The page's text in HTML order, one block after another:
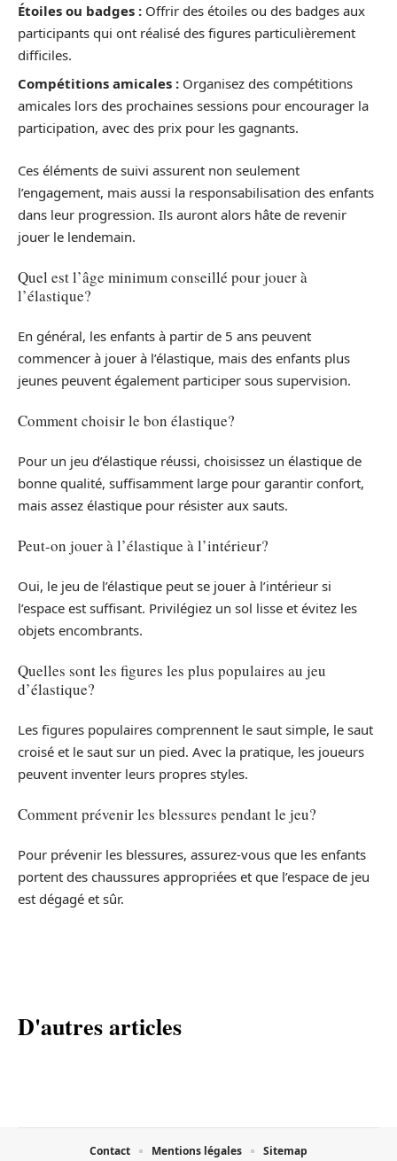
Étoiles ou badges : Offrir des étoiles ou des badges aux
participants qui ont réalisé des figures particulièrement
difficiles.
Compétitions amicales : Organisez des compétitions
amicales lors des prochaines sessions pour encourager la
participation, avec des prix pour les gagnants.
Ces éléments de suivi assurent non seulement
l’engagement, mais aussi la responsabilisation des enfants
dans leur progression. Ils auront alors hâte de revenir
jouer le lendemain.
Quel est l’âge minimum conseillé pour jouer à
l’élastique?
En général, les enfants à partir de 5 ans peuvent
commencer à jouer à l’élastique, mais des enfants plus
jeunes peuvent également participer sous supervision.
Comment choisir le bon élastique?
Pour un jeu d’élastique réussi, choisissez un élastique de
bonne qualité, suffisamment large pour garantir confort,
mais assez élastique pour résister aux sauts.
Peut-on jouer à l’élastique à l’intérieur?
Oui, le jeu de l’élastique peut se jouer à l’intérieur si
l’espace est suffisant. Privilégiez un sol lisse et évitez les
objets encombrants.
Quelles sont les figures les plus populaires au jeu
d’élastique?
Les figures populaires comprennent le saut simple, le saut
croisé et le saut sur un pied. Avec la pratique, les joueurs
peuvent inventer leurs propres styles.
Comment prévenir les blessures pendant le jeu?
Pour prévenir les blessures, assurez-vous que les enfants
portent des chaussures appropriées et que l’espace de jeu
est dégagé et sûr.
D'autres articles
Contact Mentions légales Sitemap